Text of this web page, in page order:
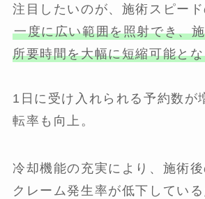
注目したいのが、施術スピード
一度に広い範囲を照射でき、
所要時間を大幅に短縮可能と
1日に受け入れられる予約数が
転率も向上。
冷却機能の充実により、施術
クレーム発生率が低下してい